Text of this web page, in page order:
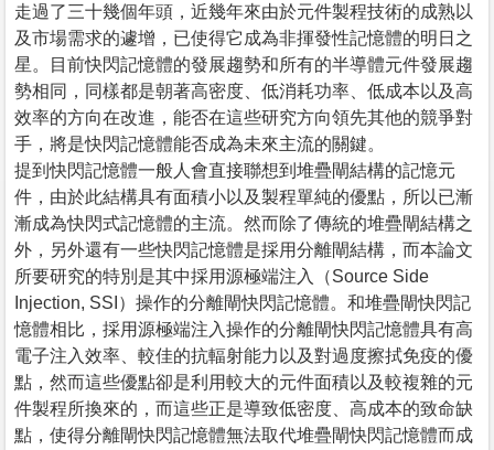
走過了三十幾個年頭，近幾年來由於元件製程技術的成熟以
及市場需求的遽增，已使得它成為非揮發性記憶體的明日之
星。目前快閃記憶體的發展趨勢和所有的半導體元件發展趨
勢相同，同樣都是朝著高密度、低消耗功率、低成本以及高
效率的方向在改進，能否在這些研究方向領先其他的競爭對
手，將是快閃記憶體能否成為未來主流的關鍵。
提到快閃記憶體一般人會直接聯想到堆疊閘結構的記憶元
件，由於此結構具有面積小以及製程單純的優點，所以已漸
漸成為快閃式記憶體的主流。然而除了傳統的堆疊閘結構之
外，另外還有一些快閃記憶體是採用分離閘結構，而本論文
所要研究的特別是其中採用源極端注入（Source Side
Injection, SSI）操作的分離閘快閃記憶體。和堆疊閘快閃記
憶體相比，採用源極端注入操作的分離閘快閃記憶體具有高
電子注入效率、較佳的抗輻射能力以及對過度擦拭免疫的優
點，然而這些優點卻是利用較大的元件面積以及較複雜的元
件製程所換來的，而這些正是導致低密度、高成本的致命缺
點，使得分離閘快閃記憶體無法取代堆疊閘快閃記憶體而成